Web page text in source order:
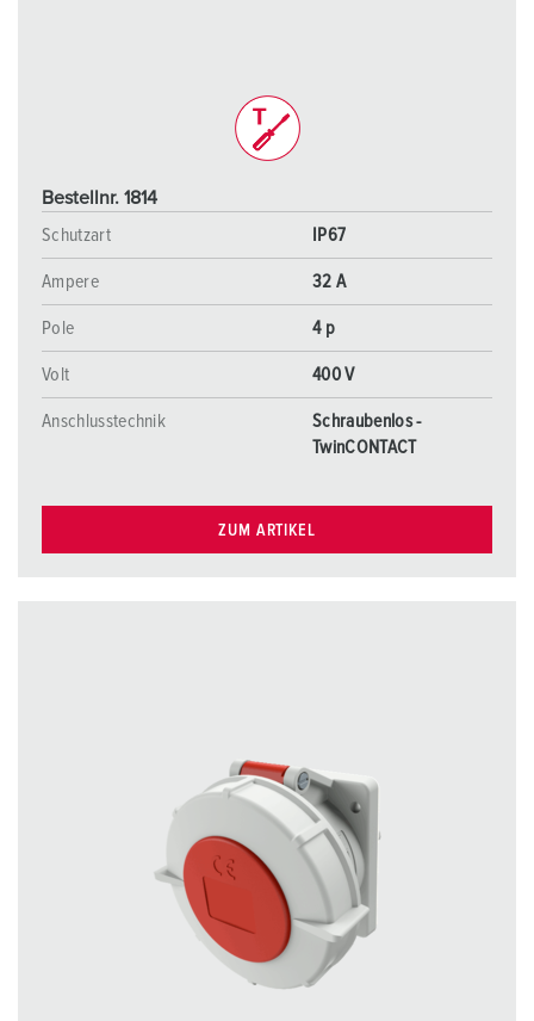
Bestellnr. 1814
Schutzart
IP67
Ampere 32 A
Pole 4 p
Volt 400 V
Anschlusstechnik
Schraubenlos -
TwinCONTACT
ZUM ARTIKEL